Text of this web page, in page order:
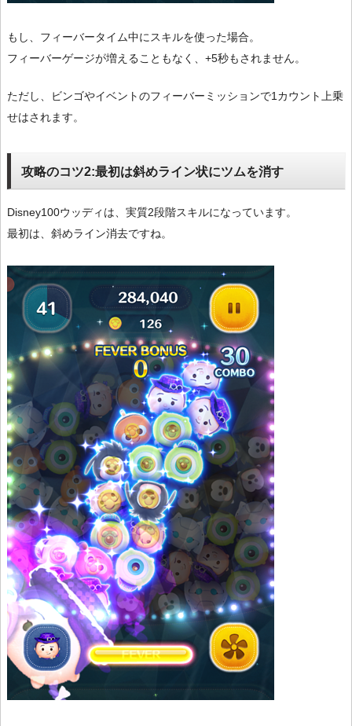
もし、フィーバータイム中にスキルを使った場合。
フィーバーゲージが増えることもなく、+5秒もされません。
ただし、ビンゴやイベントのフィーバーミッションで1カウント上乗
せはされます。
攻略のコツ2:最初は斜めライン状にツムを消す
Disney100ウッディは、実質2段階スキルになっています。
最初は、斜めライン消去ですね。